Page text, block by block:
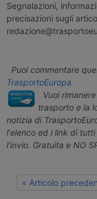
Segnalazioni,
precisazioni sugli
Puoi commentare
TrasportoEuropa
Vuoi
trasporto e la
notizia di
l'elenco ed i link di
l'invio. Gratuita e NO
« Articolo